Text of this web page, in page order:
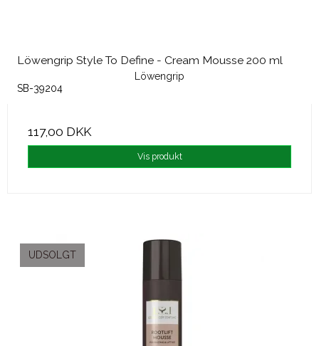
Löwengrip Style To Define - Cream Mousse 200 ml
Löwengrip
SB-39204
117,00 DKK
Vis produkt
UDSOLGT